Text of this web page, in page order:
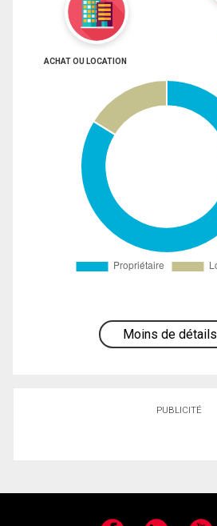
ACHAT OU LOCATION
Moins de détails
PUBLICITÉ